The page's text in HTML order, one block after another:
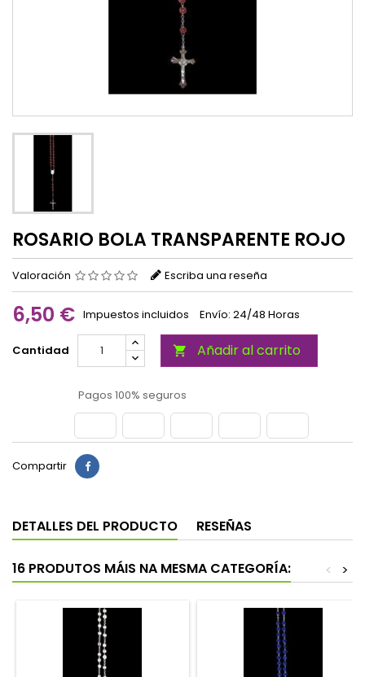
ROSARIO BOLA TRANSPARENTE ROJO
Valoración Escriba una reseña
6,50 € Impuestos incluidos Envío: 24/48 Horas
Cantidad  Añadir al carrito
Pagos 100% seguros
Compartir
DETALLES DEL PRODUCTO RESEÑAS
16 PRODUTOS MÁIS NA MESMA CATEGORÍA: >
<